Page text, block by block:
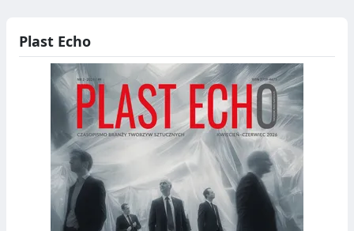
Y
K
L
I
N
G
O
D
B
I
Plast Echo